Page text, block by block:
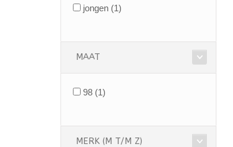
jongen (1)
MAAT
98 (1)
MERK (M T/M Z)